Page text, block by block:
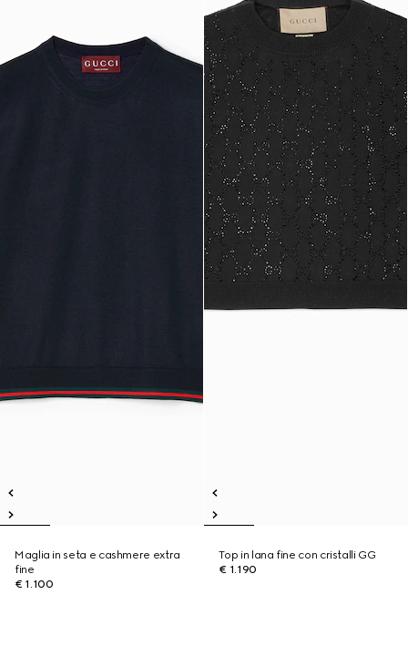
Maglia in seta e cashmere extra
fine
€ 1.100
Top in lana fine con cristalli GG
€ 1.190